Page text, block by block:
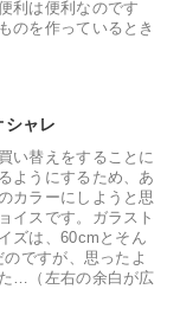
利は便利なのです
のを作っているとき
シャレ
い替えをすることに
ようにするため、あ
カラーにしようと思
イスです。ガラスト
ズは、60cmとそん
ですが、思ったよ
…（左右の余白が広